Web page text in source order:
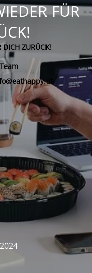
FÜR
DICH ZURÜCK!